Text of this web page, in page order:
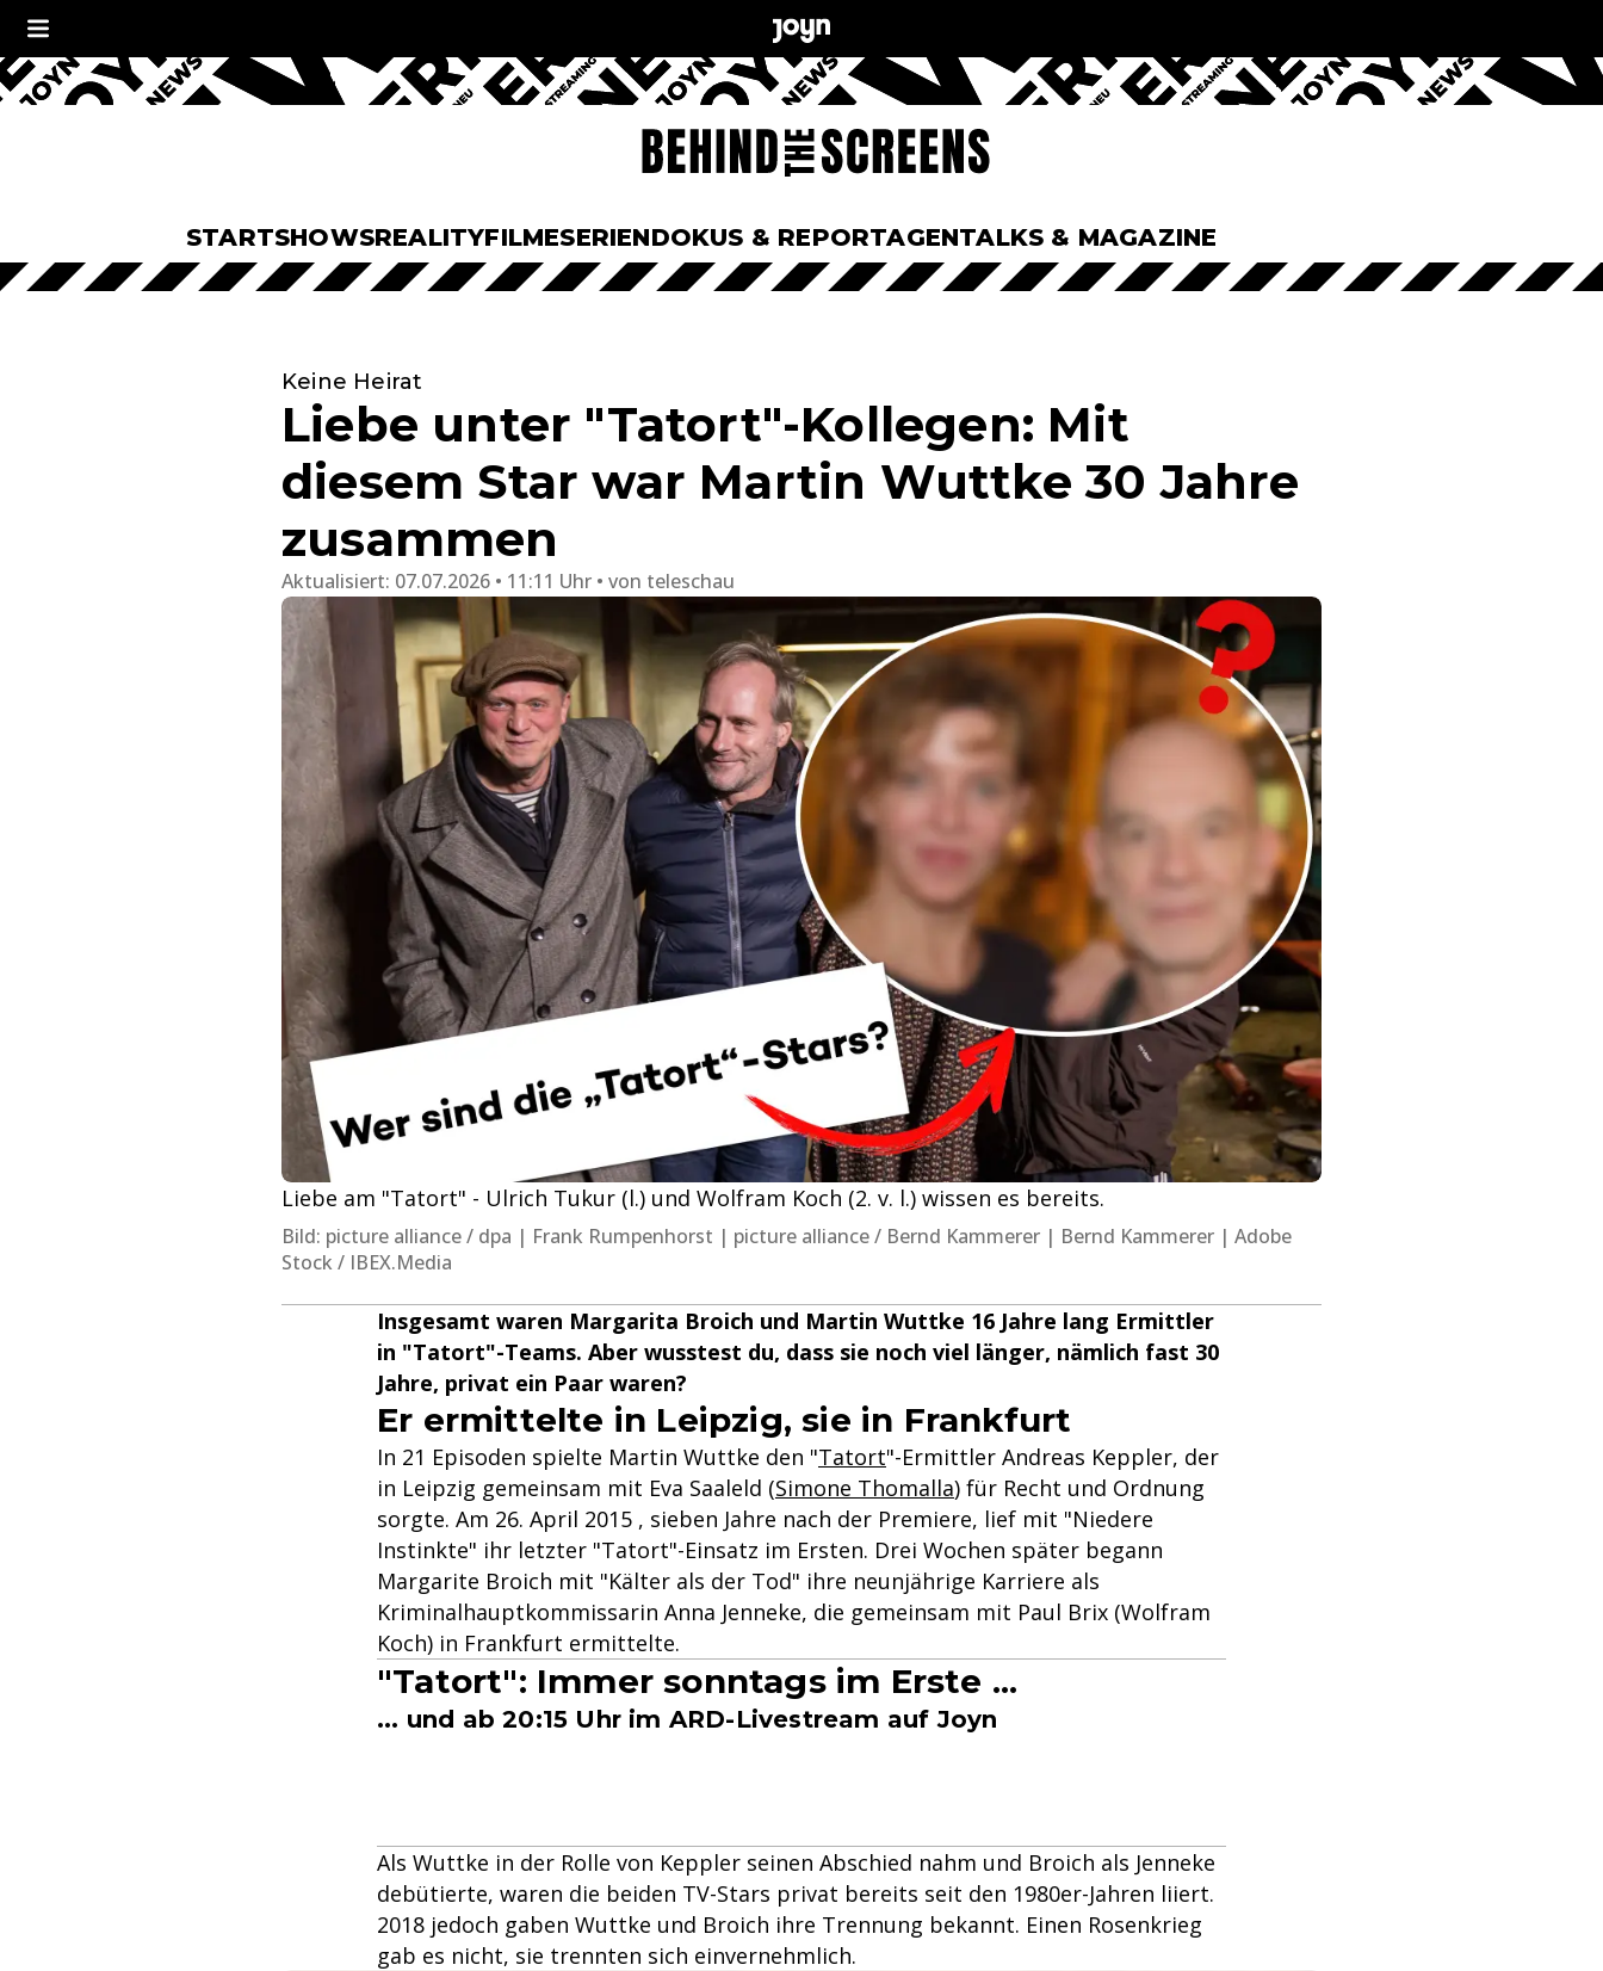
STARTSHOWSREALITYFILMESERIENDOKUS & REPORTAGENTALKS & MAGAZINE
Keine Heirat
Liebe unter "Tatort"-Kollegen: Mit
diesem Star war Martin Wuttke 30 Jahre
zusammen
Aktualisiert: 07.07.2026 • 11:11 Uhr von teleschau
Liebe am "Tatort" - Ulrich Tukur (l.) und Wolfram Koch (2. v. l.) wissen es bereits.
Bild: picture alliance / dpa | Frank Rumpenhorst | picture alliance / Bernd Kammerer | Bernd Kammerer | Adobe
Stock / IBEX.Media
Insgesamt waren Margarita Broich und Martin Wuttke 16 Jahre lang Ermittler
in "Tatort"-Teams. Aber wusstest du, dass sie noch viel länger, nämlich fast 30
Jahre, privat ein Paar waren?
Er ermittelte in Leipzig, sie in Frankfurt
In 21 Episoden spielte Martin Wuttke den "Tatort"-Ermittler Andreas Keppler, der
in Leipzig gemeinsam mit Eva Saaleld (Simone Thomalla) für Recht und Ordnung
sorgte. Am 26. April 2015 , sieben Jahre nach der Premiere, lief mit "Niedere
Instinkte" ihr letzter "Tatort"-Einsatz im Ersten. Drei Wochen später begann
Margarite Broich mit "Kälter als der Tod" ihre neunjährige Karriere als
Kriminalhauptkommissarin Anna Jenneke, die gemeinsam mit Paul Brix (Wolfram
Koch) in Frankfurt ermittelte.
"Tatort": Immer sonntags im Erste ...
... und ab 20:15 Uhr im ARD-Livestream auf Joyn
Als Wuttke in der Rolle von Keppler seinen Abschied nahm und Broich als Jenneke
debütierte, waren die beiden TV-Stars privat bereits seit den 1980er-Jahren liiert.
2018 jedoch gaben Wuttke und Broich ihre Trennung bekannt. Einen Rosenkrieg
gab es nicht, sie trennten sich einvernehmlich.